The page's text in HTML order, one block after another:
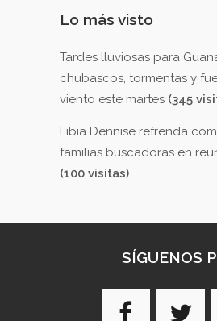
Lo más visto
Tardes lluviosas para
chubascos, tormentas y
viento este martes (345
Libia Dennise refrenda
familias buscadoras en
(100 visitas)
SÍGUENOS